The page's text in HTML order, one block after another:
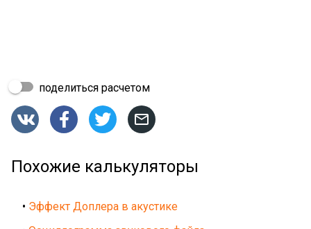
поделиться расчетом
   
Похожие калькуляторы
• Эффект Доплера в акустике